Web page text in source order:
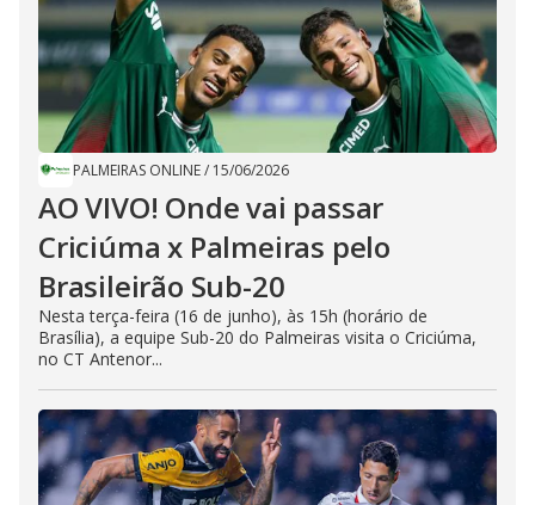
PALMEIRAS ONLINE/ 15/06/2026
AO VIVO! Onde vai passar
Criciúma x Palmeiras pelo
Brasileirão Sub-20
Nesta terça-feira (16 de junho), às 15h (horário de
Brasília), a equipe Sub-20 do Palmeiras visita o Criciúma,
no CT Antenor...